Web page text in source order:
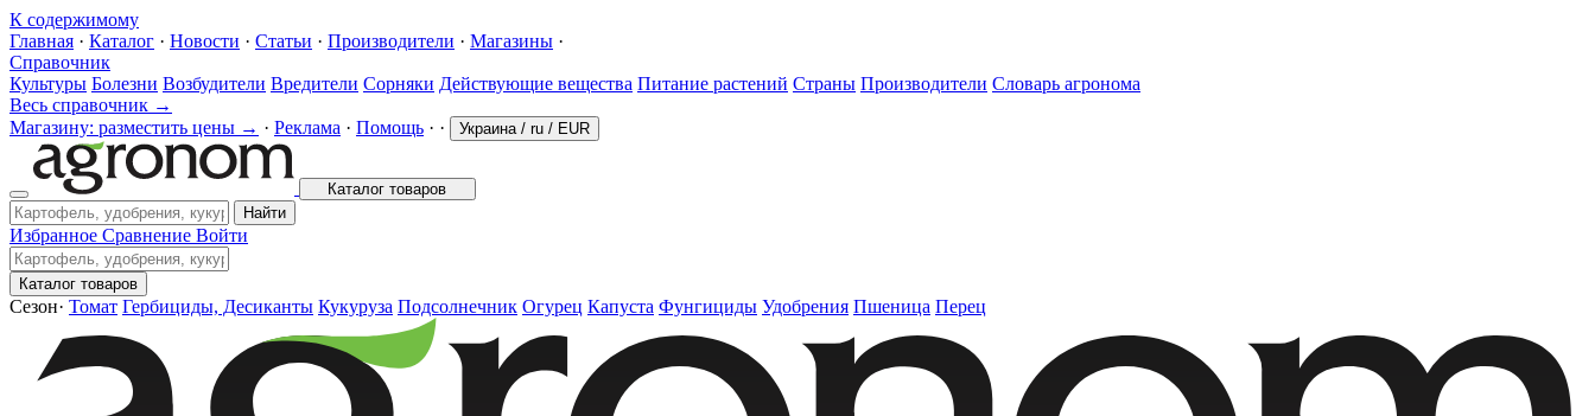
К содержимому
Главная · Каталог · Новости · Статьи · Производители · Магазины ·
Справочник
Культуры Болезни Возбудители Вредители Сорняки Действующие вещества Питание растений Страны Производители Словарь агронома
Весь справочник →
Магазину: разместить цены → · Реклама · Помощь · · Украина / ru / EUR
Каталог товаров
Найти
Избранное Сравнение Войти
Каталог товаров
Сезон· Томат Гербициды, Десиканты Кукуруза Подсолнечник Огурец Капуста Фунгициды Удобрения Пшеница Перец